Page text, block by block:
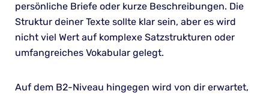
persönliche Briefe oder kurze Beschreibungen. Die
Struktur deiner Texte sollte klar sein, aber es wird
nicht viel Wert auf komplexe Satzstrukturen oder
umfangreiches Vokabular gelegt.
Auf dem B2-Niveau hingegen wird von dir erwartet,